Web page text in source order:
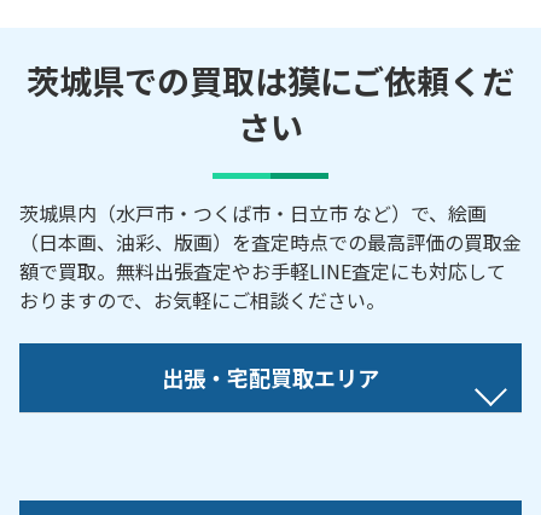
茨城県での買取は獏にご依頼くだ
さい
茨城県内（水戸市・つくば市・日立市 など）で、絵画
（日本画、油彩、版画）を査定時点での最高評価の買取金
額で買取。無料出張査定やお手軽LINE査定にも対応して
おりますので、お気軽にご相談ください。
出張・宅配買取エリア